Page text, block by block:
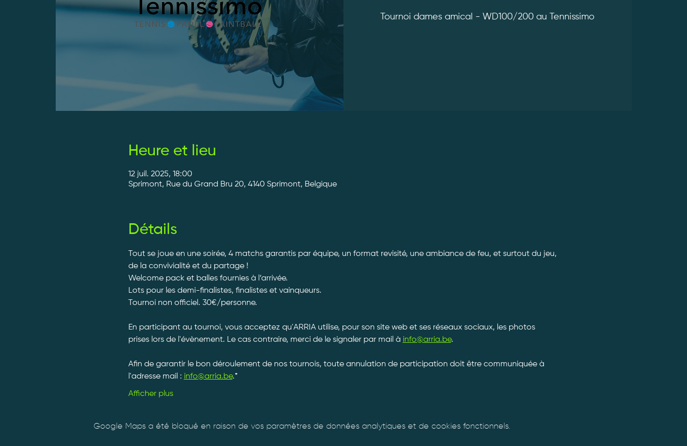
Tournoi dames amical - WD100/200 au Tennissimo
Heure et lieu
12 juil. 2025, 18:00
Sprimont, Rue du Grand Bru 20, 4140 Sprimont, Belgique
Détails
Tout se joue en une soirée, 4 matchs garantis par équipe, un format revisité, une ambiance de feu, et surtout du jeu,
de la convivialité et du partage !
Welcome pack et balles fournies à l’arrivée.
Lots pour les demi-finalistes, finalistes et vainqueurs.
Tournoi non officiel. 30€/personne.
En participant au tournoi, vous acceptez qu'ARRIA utilise, pour son site web et ses réseaux sociaux, les photos
prises lors de l'évènement. Le cas contraire, merci de le signaler par mail à info@arria.be.
Afin de garantir le bon déroulement de nos tournois, toute annulation de participation doit être communiquée à
l'adresse mail : info@arria.be.*
Afficher plus
Google Maps a été bloqué en raison de vos paramètres de données analytiques et de cookies fonctionnels.